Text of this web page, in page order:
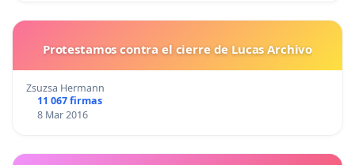
Protestamos contra el cierre de Lucas Archivo
Zsuzsa Hermann
11 067 firmas
8 Mar 2016